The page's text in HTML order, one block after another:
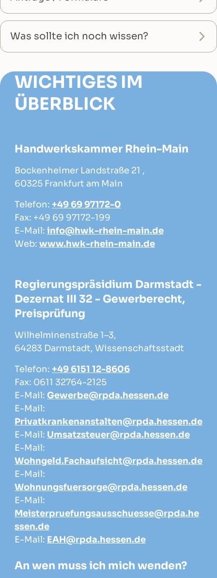
Was sollte ich noch wissen?
WICHTIGES IM
ÜBERBLICK
Handwerkskammer Rhein-Main
Bockenheimer Landstraße 21 ,
60325 Frankfurt am Main
Telefon: +49 69 97172-0
Fax: +49 69 97172-199
E-Mail: info@hwk-rhein-main.de
Web: www.hwk-rhein-main.de
Regierungspräsidium Darmstadt -
Dezernat III 32 - Gewerberecht,
Preisprüfung
Wilhelminenstraße 1–3,
64283 Darmstadt, Wissenschaftsstadt
Telefon: +49 6151 12-8606
Fax: 0611 32764-2125
E-Mail: Gewerbe@rpda.hessen.de
E-Mail:
Privatkrankenanstalten@rpda.hessen.de
E-Mail: Umsatzsteuer@rpda.hessen.de
E-Mail:
Wohngeld.Fachaufsicht@rpda.hessen.de
E-Mail:
Wohnungsfuersorge@rpda.hessen.de
E-Mail:
Meisterpruefungsausschuesse@rpda.he
ssen.de
E-Mail: EAH@rpda.hessen.de
An wen muss ich mich wenden?